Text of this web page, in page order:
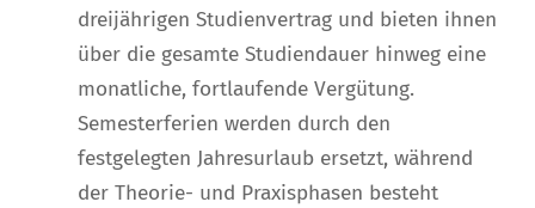
dreijährigen Studienvertrag und bieten ihnen
über die gesamte Studiendauer hinweg eine
monatliche, fortlaufende Vergütung.
Semesterferien werden durch den
festgelegten Jahresurlaub ersetzt, während
der Theorie- und Praxisphasen besteht